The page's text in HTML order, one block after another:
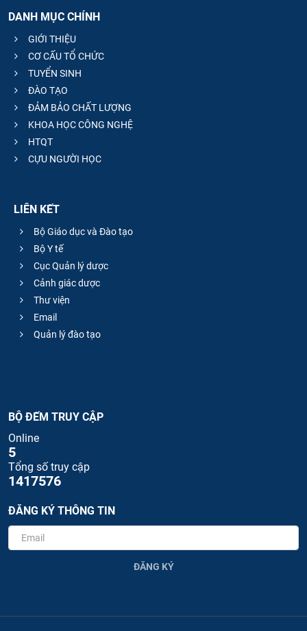
DANH MỤC CHÍNH
GIỚI THIỆU
CƠ CẤU TỔ CHỨC
TUYỂN SINH
ĐÀO TẠO
ĐẢM BẢO CHẤT LƯỢNG
KHOA HỌC CÔNG NGHỆ
HTQT
CỰU NGƯỜI HỌC
LIÊN KẾT
Bộ Giáo dục và Đào tạo
Bộ Y tế
Cục Quản lý dược
Cảnh giác dược
Thư viện
Email
Quản lý đào tạo
BỘ ĐẾM TRUY CẬP
Online
5
Tổng số truy cập
1417576
ĐĂNG KÝ THÔNG TIN
ĐĂNG KÝ